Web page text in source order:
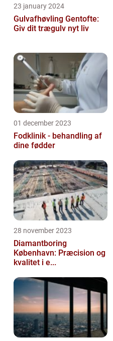
23 january 2024
Gulvafhøvling Gentofte:
Giv dit trægulv nyt liv
01 december 2023
Fodklinik - behandling af
dine fødder
28 november 2023
Diamantboring
København: Præcision og
kvalitet i e...